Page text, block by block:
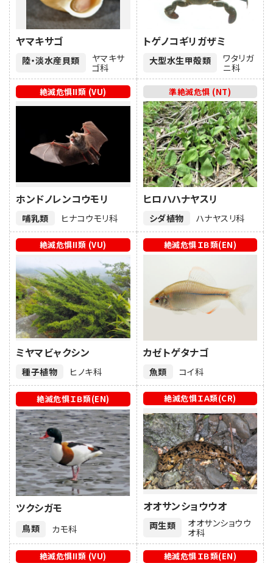
陸・淡水産貝類
ヤマキサゴ
ヤマキサ
ゴ科
大型水生甲殻類
トゲノコギリガザミ
ワタリガ
ニ科
哺乳類
ホンドノレンコウモリ
ヒナコウモリ科
絶滅危惧II類 (VU)
シダ植物
ヒロハハナヤスリ
ハナヤスリ科
準絶滅危惧 (NT)
種子植物
ミヤマビャクシン
ヒノキ科
絶滅危惧II類 (VU)
魚類
カゼトゲタナゴ
コイ科
絶滅危惧ＩＢ類(EN)
鳥類
ツクシガモ
カモ科
絶滅危惧ＩＢ類(EN)
両生類
オオサンショウウオ
オオサンショウウ
オ科
絶滅危惧ＩＡ類(CR)
絶滅危惧II類 (VU) 絶滅危惧ＩＢ類(EN)